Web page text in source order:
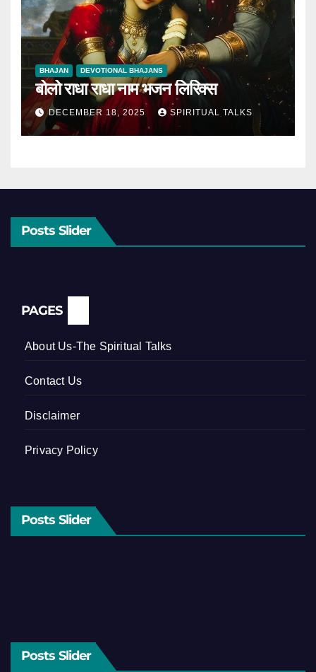
BHAJAN DEVOTIONAL BHAJANS
बोलो राधा राधा नाम भजन लिरिक्स
DECEMBER 18, 2025 SPIRITUAL TALKS
Posts Slider
PAGES
About Us-The Spiritual Talks
Contact Us
Disclaimer
Privacy Policy
Posts Slider
Posts Slider